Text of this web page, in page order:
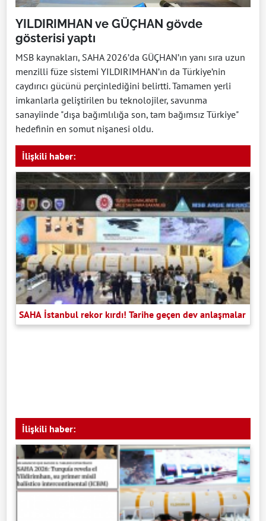
YILDIRIMHAN ve GÜÇHAN gövde
gösterisi yaptı
MSB kaynakları, SAHA 2026’da GÜÇHAN’ın yanı sıra uzun
menzilli füze sistemi YILDIRIMHAN’ın da Türkiye’nin
caydırıcı gücünü perçinlediğini belirtti. Tamamen yerli
imkanlarla geliştirilen bu teknolojiler, savunma
sanayiinde "dışa bağımlılığa son, tam bağımsız Türkiye"
hedefinin en somut nişanesi oldu.
İlişkili haber:
SAHA İstanbul rekor kırdı! Tarihe geçen dev anlaşmalar
İlişkili haber: